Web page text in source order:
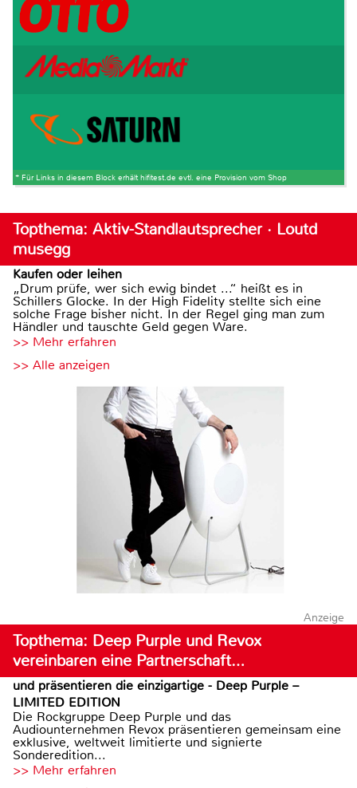
* Für Links in diesem Block erhält hifitest.de evtl. eine Provision vom Shop
Topthema: Aktiv-Standlautsprecher · Loutd
musegg
Kaufen oder leihen
„Drum prüfe, wer sich ewig bindet ...“ heißt es in
Schillers Glocke. In der High Fidelity stellte sich eine
solche Frage bisher nicht. In der Regel ging man zum
Händler und tauschte Geld gegen Ware.
>> Mehr erfahren
>> Alle anzeigen
Anzeige
Topthema: Deep Purple und Revox
vereinbaren eine Partnerschaft…
und präsentieren die einzigartige - Deep Purple –
LIMITED EDITION
Die Rockgruppe Deep Purple und das
Audiounternehmen Revox präsentieren gemeinsam eine
exklusive, weltweit limitierte und signierte
Sonderedition...
>> Mehr erfahren